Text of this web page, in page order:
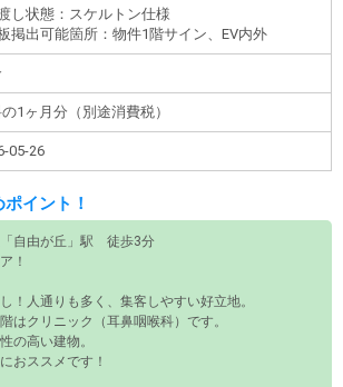
し状態：スケルトン仕様
掲出可能箇所：物件1階サイン、EV内外
1ヶ月分（別途消費税）
05-26
イント！
自由が丘」駅 徒歩3分
！
！人通りも多く、集客しやすい好立地。
はクリニック（耳鼻咽喉科）です。
の高い建物。
おススメです！